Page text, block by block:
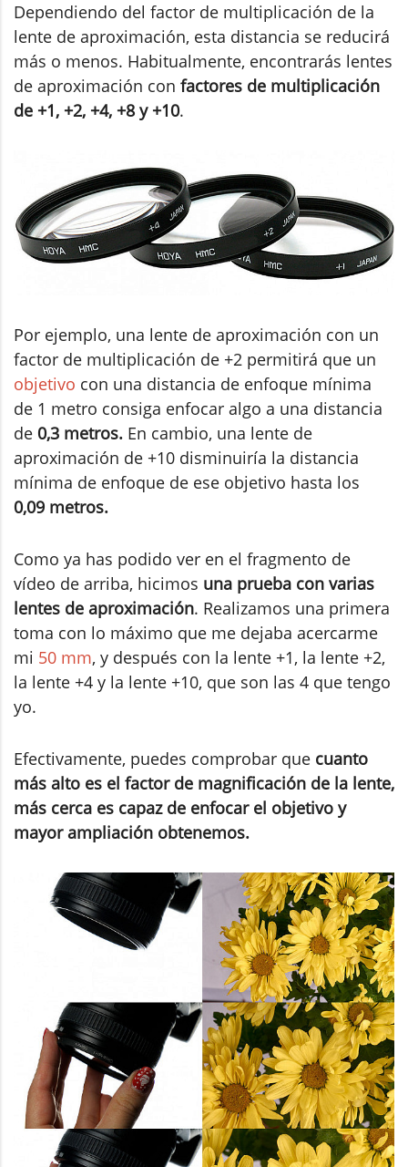
Dependiendo del factor de multiplicación de la
lente de aproximación, esta distancia se reducirá
más o menos. Habitualmente, encontrarás lentes
de aproximación con factores de multiplicación
de +1, +2, +4, +8 y +10.
Por ejemplo, una lente de aproximación con un
factor de multiplicación de +2 permitirá que un
objetivo con una distancia de enfoque mínima
de 1 metro consiga enfocar algo a una distancia
de 0,3 metros. En cambio, una lente de
aproximación de +10 disminuiría la distancia
mínima de enfoque de ese objetivo hasta los
0,09 metros.
Como ya has podido ver en el fragmento de
vídeo de arriba, hicimos una prueba con varias
lentes de aproximación. Realizamos una primera
toma con lo máximo que me dejaba acercarme
mi 50 mm, y después con la lente +1, la lente +2,
la lente +4 y la lente +10, que son las 4 que tengo
yo.
Efectivamente, puedes comprobar que cuanto
más alto es el factor de magnificación de la lente,
más cerca es capaz de enfocar el objetivo y
mayor ampliación obtenemos.